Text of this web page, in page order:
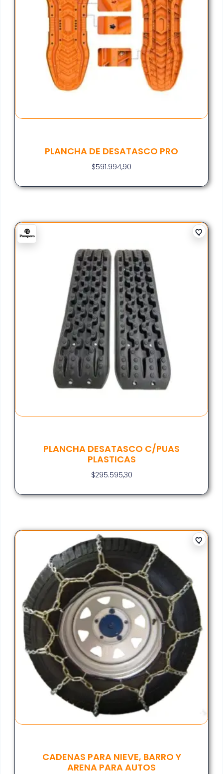
PLANCHA DE DESATASCO PRO
$591.994,90
PLANCHA DESATASCO C/PUAS
PLASTICAS
$295.595,30
CADENAS PARA NIEVE, BARRO Y
ARENA PARA AUTOS